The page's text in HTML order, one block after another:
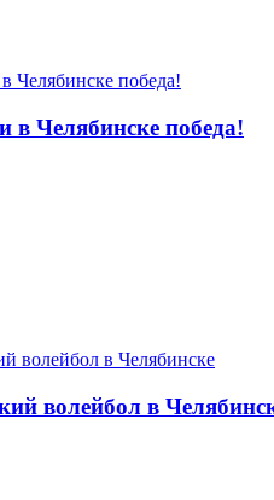
в Челябинске победа!
волейбол в